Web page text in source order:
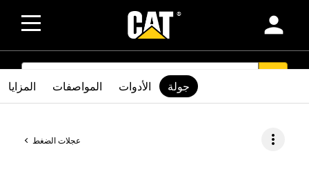
person
SEARCH
عجلات الضغط more_vert
المزايا المواصفات الأدوات جولة